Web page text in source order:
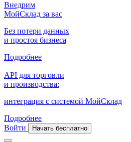
Внедрим
МойСклад за вас
Без потери данных
и простоя бизнеса
Подробнее
API для торговли
и производства:
интеграция с системой МойСклад
Подробнее
Войти
Начать бесплатно